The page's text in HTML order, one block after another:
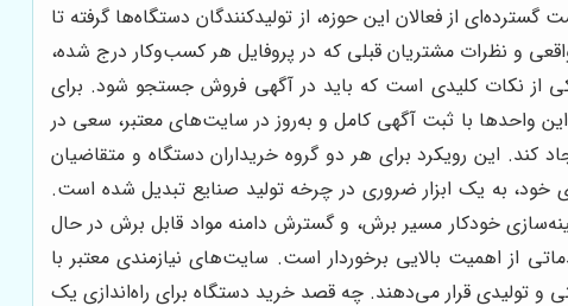
از فعالان این حوزه، از تولیدکنندگان دستگاه‌ها گرفته تا
و نظرات مشتریان قبلی که در پروفایل هر کسب‌وکار درج شده،
از نکات کلیدی است که باید در آگهی فروش جستجو شود. برای
واحدها با ثبت آگهی کامل و به‌روز در سایت‌های معتبر، سعی در
کند. این رویکرد برای هر دو گروه خریداران دستگاه و متقاضیان
خود، به یک ابزار ضروری در چرخه تولید صنایع تبدیل شده است.
خودکار مسیر برش، و گسترش دامنه مواد قابل برش در حال
از اهمیت بالایی برخوردار است. سایت‌های نیازمندی معتبر با
و تولیدی قرار می‌دهند. چه قصد خرید دستگاه برای راه‌اندازی یک